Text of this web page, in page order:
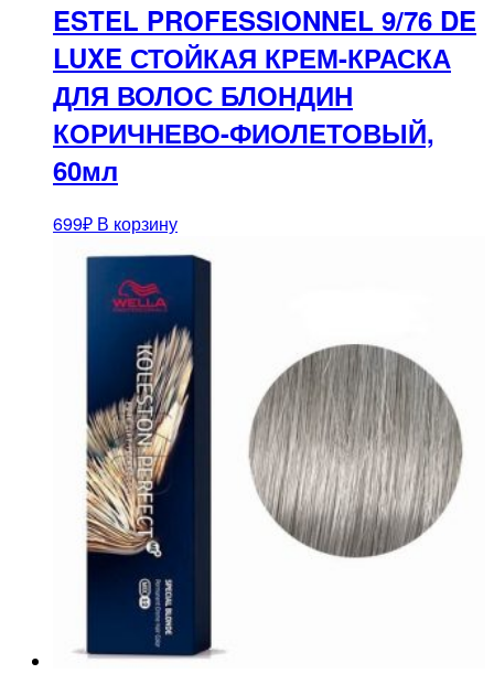
ESTEL PROFESSIONNEL 9/76 DE
LUXE СТОЙКАЯ КРЕМ-КРАСКА
ДЛЯ ВОЛОС БЛОНДИН
КОРИЧНЕВО-ФИОЛЕТОВЫЙ,
60мл
699₽ В корзину